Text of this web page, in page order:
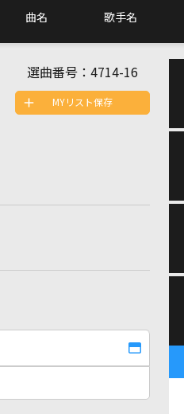
曲名 歌手名
選曲番号： 4714-16
MYリスト保存